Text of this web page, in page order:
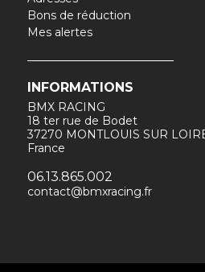
Bons de réduction
Mes alertes
INFORMATIONS
BMX RACING
18 ter rue de Bodet
37270 MONTLOUIS SUR
France
06.13.865.002
contact@bmxracing.fr